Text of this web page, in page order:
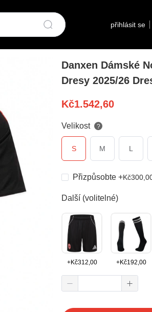
přihlásit se
Danxen Dámské
Dresy 2025/26
Kč1.542,60
Velikost ?
S M L
Přizpůsobte +Kč
Další (volitelné)
+Kč312,00 +Kč192,00